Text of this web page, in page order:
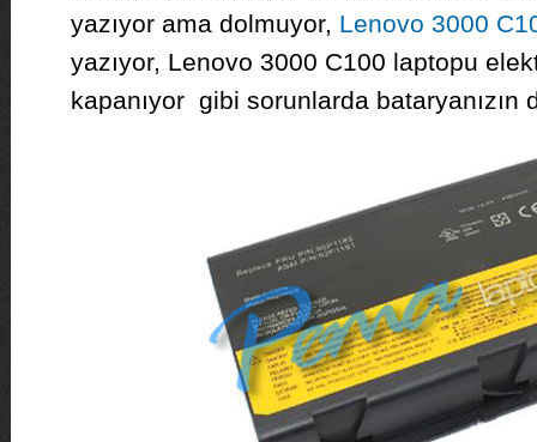
yazıyor ama dolmuyor, Lenovo 3000
yazıyor, Lenovo 3000 C100 laptopu
kapanıyor gibi sorunlarda bataryanızın